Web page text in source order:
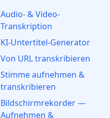
Audio- & Video-
Transkription
KI-Untertitel-Generator
Von URL transkribieren
Stimme aufnehmen &
transkribieren
Bildschirmrekorder —
Aufnehmen &